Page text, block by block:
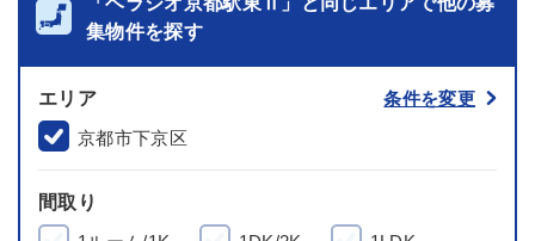
集物件を探す
エリア
条件を変更
京都市下京区
間取り